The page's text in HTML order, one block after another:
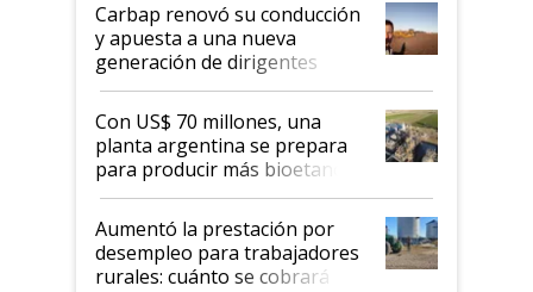
Carbap renovó su conducción
y apuesta a una nueva
generación de dirigentes
rurales
Con US$ 70 millones, una
planta argentina se prepara
para producir más bioetanol
que nunca
Aumentó la prestación por
desempleo para trabajadores
rurales: cuánto se cobrará